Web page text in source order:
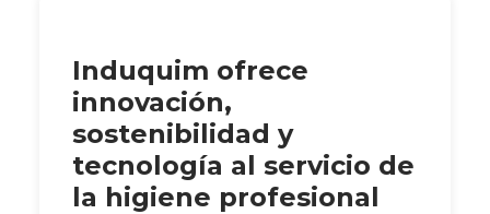
Induquim ofrece
innovación,
sostenibilidad y
tecnología al servicio de
la higiene profesional